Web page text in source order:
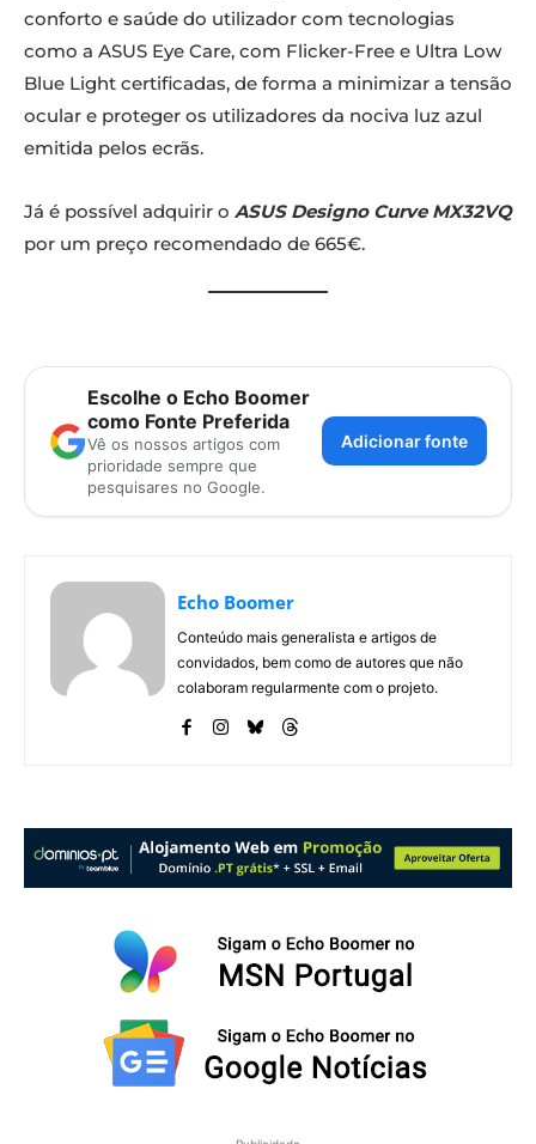
conforto e saúde do utilizador com tecnologias
como a ASUS Eye Care, com Flicker-Free e Ultra Low
Blue Light certificadas, de forma a minimizar a tensão
ocular e proteger os utilizadores da nociva luz azul
emitida pelos ecrãs.
Já é possível adquirir o ASUS Designo Curve MX32VQ
por um preço recomendado de 665€.
Escolhe o Echo Boomer
como Fonte Preferida
Vê os nossos artigos com
prioridade sempre que
pesquisares no Google.
Adicionar fonte
Echo Boomer
Conteúdo mais generalista e artigos de
convidados, bem como de autores que não
colaboram regularmente com o projeto.